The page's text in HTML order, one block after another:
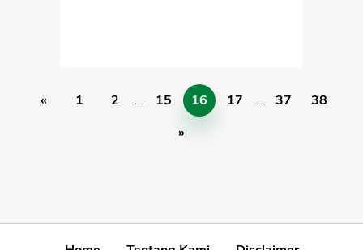
« 1 2 ... 15 16 17 ... 37
38
»